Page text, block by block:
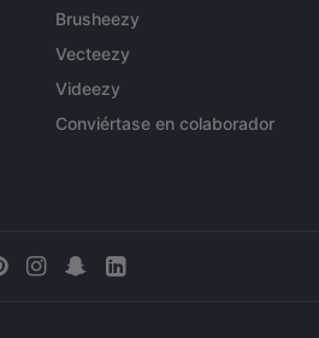
Brusheezy
Vecteezy
Videezy
Conviértase en colaborador